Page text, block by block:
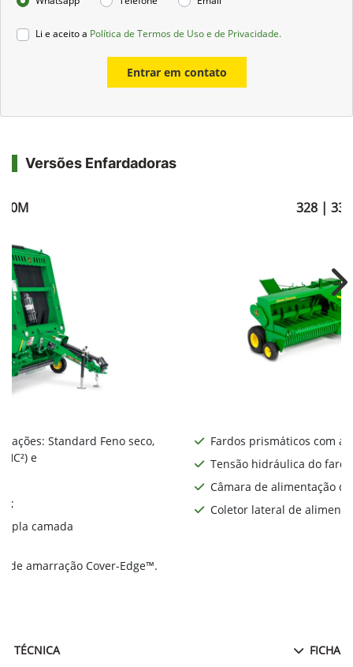
Li e aceito a Política de Termos de Uso e de Privacidade.
Entrar em contato
Versões Enfardadoras
Standard Feno seco,
e
camada
de amarração Cover-Edge™.
TÉCNICA
328 |
Fardos prismáticos com
Tensão hidráulica do
Câmara de alimentação
Coletor lateral de
FICHA